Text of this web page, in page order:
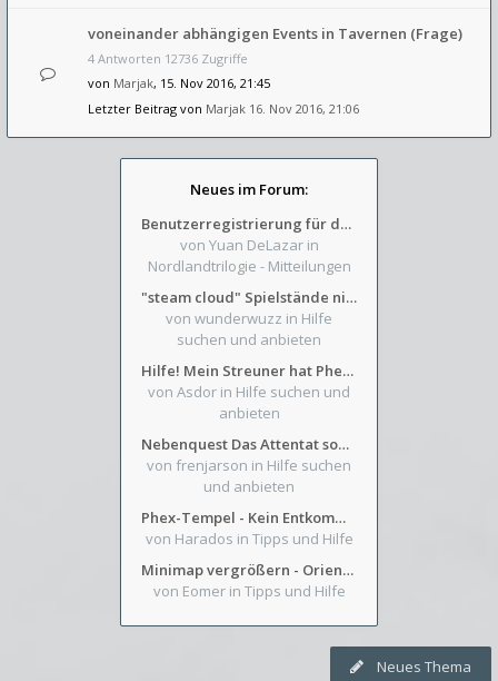
voneinander abhängigen Events in Tavernen (Frage)
4 Antworten 12736 Zugriffe
von Marjak, 15. Nov 2016, 21:45
Letzter Beitrag von Marjak 16. Nov 2016, 21:06
Neues im Forum:
Benutzerregistrierung für das SchickHD-/SchweifHD-Forum gesperrt
von Yuan DeLazar in
Nordlandtrilogie - Mitteilungen
"steam cloud" Spielstände nicht verfügbar
von wunderwuzz in Hilfe
suchen und anbieten
Hilfe! Mein Streuner hat Phexens Gunst verloren...
von Asdor in Hilfe suchen und
anbieten
Nebenquest Das Attentat sowie Beilunker Reiter und zwei kleine Ausrüstungsfragen
von frenjarson in Hilfe suchen
und anbieten
Phex-Tempel - Kein Entkommen aus Weinkeller/Bibliothek Trakt
von Harados in Tipps und Hilfe
Minimap vergrößern - Orientierung in Blutzinnen
von Eomer in Tipps und Hilfe
Neues Thema